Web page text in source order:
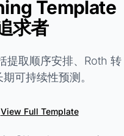
Template
求者
提取顺序安排、Roth 转
可持续性预测。
View Full Template